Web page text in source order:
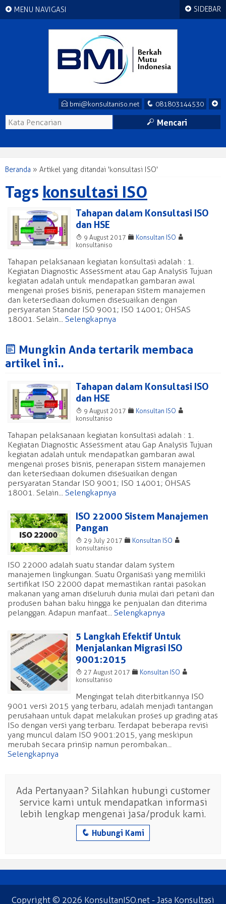
+ MENU NAVIGASI
+
q 081803144530
E bmi@konsultaniso.net
M Mencari
Beranda » Artikel yang ditandai 'konsultasi ISO'
Tags konsultasi ISO
Tahapan dalam Konsultasi ISO
dan HSE
T 9 August 2017 F Konsultan ISO A
konsultaniso
Tahapan pelaksanaan kegiatan konsultasi adalah : 1.
Kegiatan Diagnostic Assessment atau Gap Analysis Tujuan
kegiatan adalah untuk mendapatkan gambaran awal
mengenai proses bisnis, penerapan sistem manajemen
dan ketersediaan dokumen disesuaikan dengan
persyaratan Standar ISO 9001; ISO 14001; OHSAS
18001. Selain... Selengkapnya
J Mungkin Anda tertarik membaca
artikel ini..
Tahapan dalam Konsultasi ISO
dan HSE
T 9 August 2017 F Konsultan ISO A
konsultaniso
Tahapan pelaksanaan kegiatan konsultasi adalah : 1.
Kegiatan Diagnostic Assessment atau Gap Analysis Tujuan
kegiatan adalah untuk mendapatkan gambaran awal
mengenai proses bisnis, penerapan sistem manajemen
dan ketersediaan dokumen disesuaikan dengan
persyaratan Standar ISO 9001; ISO 14001; OHSAS
18001. Selain... Selengkapnya
ISO 22000 Sistem Manajemen
Pangan
T 29 July 2017 F Konsultan ISO A
konsultaniso
ISO 22000 adalah suatu standar dalam system
manajemen lingkungan. Suatu Organisasi yang memiliki
sertifikat ISO 22000 dapat memastikan rantai pasokan
makanan yang aman diseluruh dunia mulai dari petani dan
produsen bahan baku hingga ke penjualan dan diterima
pelanggan. Adapun manfaat... Selengkapnya
5 Langkah Efektif Untuk
Menjalankan Migrasi ISO
9001:2015
T 27 August 2017 F Konsultan ISO A
konsultaniso
Mengingat telah diterbitkannya ISO
9001 versi 2015 yang terbaru, adalah menjadi tantangan
perusahaan untuk dapat melakukan proses up grading atas
ISo dengan versi yang terbaru. Terdapat beberapa revisi
yang muncul dalam ISO 9001:2015, yang meskipun
merubah secara prinsip namun perombakan...
Selengkapnya
+ SIDEBAR
Ada Pertanyaan? Silahkan hubungi customer
service kami untuk mendapatkan informasi
lebih lengkap mengenai jasa/produk kami.
q Hubungi Kami
Copyright © 2026 KonsultanISO.net - Jasa Konsultasi